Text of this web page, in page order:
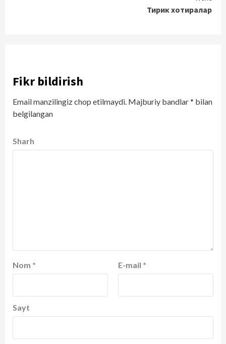
Тирик хотиралар
Fikr bildirish
Email manzilingiz chop etilmaydi. Majburiy bandlar* bilan
belgilangan
Sharh
Nom * E-mail *
Sayt